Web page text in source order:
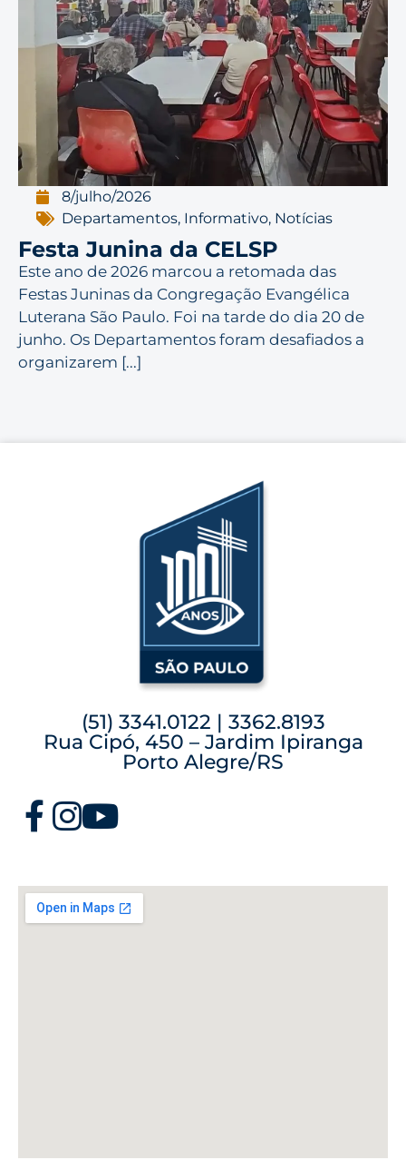
8/julho/2026
Departamentos, Informativo, Notícias
Festa Junina da CELSP
Este ano de 2026 marcou a retomada das
Festas Juninas da Congregação Evangélica
Luterana São Paulo. Foi na tarde do dia 20 de
junho. Os Departamentos foram desafiados a
organizarem [...]
(51) 3341.0122 | 3362.8193
Rua Cipó, 450 – Jardim Ipiranga
Porto Alegre/RS